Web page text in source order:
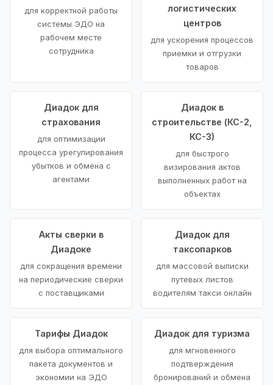
для корректной работы
системы ЭДО на
рабочем месте
сотрудника
логистических
центров
для ускорения процессов
приемки и отгрузки
товаров
Диадок для
страхования
для оптимизации
процесса урегулирования
убытков и обмена с
агентами
Диадок в
строительстве (КС-2,
КС-3)
для быстрого
визирования актов
выполненных работ на
объектах
Акты сверки в
Диадоке
для сокращения времени
на периодические сверки
с поставщиками
Диадок для
таксопарков
для массовой выписки
путевых листов
водителям такси онлайн
Тарифы Диадок
для выбора оптимального
пакета документов и
экономии на ЭДО
Диадок для туризма
для мгновенного
подтверждения
бронирований и обмена